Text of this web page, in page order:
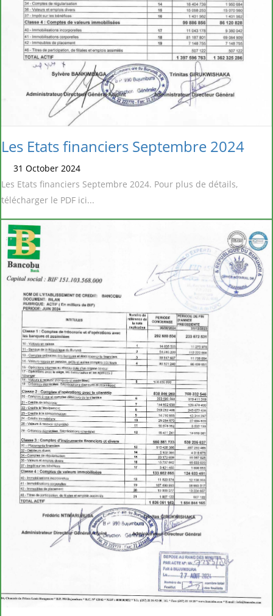
Les Etats financiers Septembre 2024
31 October 2024
Les Etats financiers Septembre 2024. Pour plus de détails,
télécharger le PDF ici...